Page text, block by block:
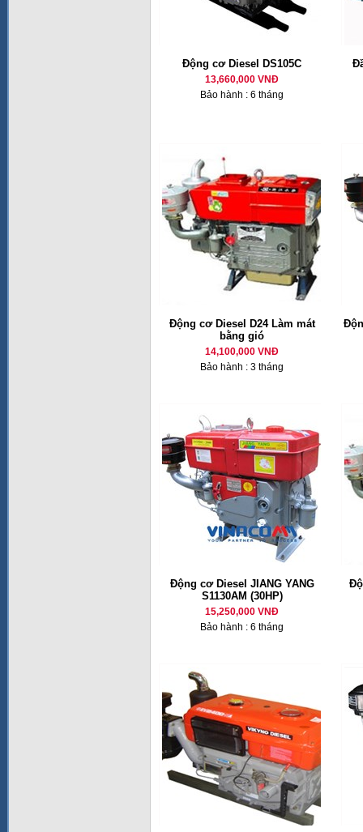
Động cơ Diesel DS105C
13,660,000 VNĐ
Bảo hành : 6 tháng
Động cơ Diesel D24 Làm mát
bằng gió
14,100,000 VNĐ
Bảo hành : 3 tháng
Động cơ Diesel JIANG YANG
S1130AM (30HP)
15,250,000 VNĐ
Bảo hành : 6 tháng